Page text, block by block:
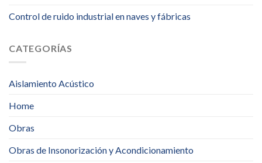
Control de ruido industrial en naves y fábricas
CATEGORÍAS
Aislamiento Acústico
Home
Obras
Obras de Insonorización y Acondicionamiento